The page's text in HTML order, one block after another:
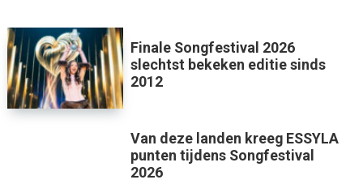
Finale Songfestival 2026
slechtst bekeken editie sinds
2012
Van deze landen kreeg ESSYLA
punten tijdens Songfestival
2026